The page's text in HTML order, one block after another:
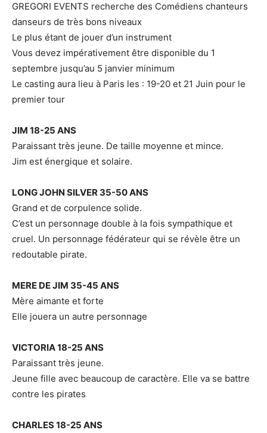
GREGORI EVENTS recherche des Comédiens chanteurs
danseurs de très bons niveaux
Le plus étant de jouer d’un instrument
Vous devez impérativement être disponible du 1
septembre jusqu’au 5 janvier minimum
Le casting aura lieu à Paris les : 19-20 et 21 Juin pour le
premier tour
JIM 18-25 ANS
Paraissant très jeune. De taille moyenne et mince.
Jim est énergique et solaire.
LONG JOHN SILVER 35-50 ANS
Grand et de corpulence solide.
C’est un personnage double à la fois sympathique et
cruel. Un personnage fédérateur qui se révèle être un
redoutable pirate.
MERE DE JIM 35-45 ANS
Mère aimante et forte
Elle jouera un autre personnage
VICTORIA 18-25 ANS
Paraissant très jeune.
Jeune fille avec beaucoup de caractère. Elle va se battre
contre les pirates
CHARLES 18-25 ANS